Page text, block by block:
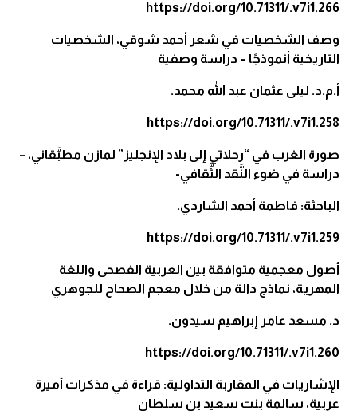
https://doi.org/10.71311/.v7i1.266
وصف الشخصيات في شعر أحمد شوقي، الشخصيات
التاريخية أنموذجًا – دراسة وصفية
أ.م.د. ليلى عثمان عبد الله محمد.
https://doi.org/10.71311/.v7i1.258
صورة الغرب في “رحلاتي إلى بلاد الإنجليز” لمازن مطبَّقاني، –
دراسة في ضوء النَّقد الثَّقافي-
الباحثة: فاطمة أحمد الشاردي.
https://doi.org/10.71311/.v7i1.259
أصول معجمية متوافقة بين العربية الفصحى واللغة
المهرية، نماذج دالة من خلال معجم الصحاح للجوهري
د. مسعد عامر إبراهيم سيدون.
https://doi.org/10.71311/.v7i1.260
الإشاريات في المقاربة التداولية: قراءة في مذكرات أميرة
عربية، سالمة بنت سعيد بن سلطان